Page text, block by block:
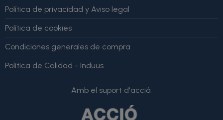
Política de privacidad y Aviso legal
Política de cookies
Condiciones generales de compra
Política de Calidad - Induus
Amb el suport d'acció: